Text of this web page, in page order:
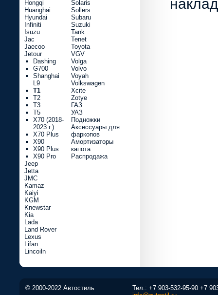
Hongqi
Huanghai
Hyundai
Infiniti
Isuzu
Jac
Jaecoo
Jetour
Dashing
G700
Shanghai
L9
T1
T2
T3
T5
X70 (2018-
2023 г.)
X70 Plus
X90
X90 Plus
X90 Pro
Jeep
Jetta
JMC
Kamaz
Kaiyi
KGM
Knewstar
Kia
Lada
Land Rover
Lexus
Lifan
Lincoiln
Solaris
Sollers
Subaru
Suzuki
Tank
Tenet
Toyota
VGV
Volga
Volvo
Voyah
Volkswagen
Xcite
Zotye
ГАЗ
УАЗ
Подножки
Аксессуары для
фаркопов
Амортизаторы
капота
Распродажа
© 2000-2022 Автостиль Тел.: +7 903-532-95-90 +7